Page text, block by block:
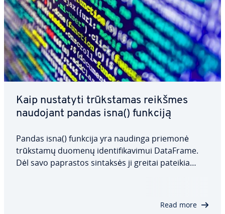
Kaip nustatyti trūks­ta­mas reikšmes
naudojant pandas isna() funkciją
Pandas isna() funkcija yra naudinga priemonė
trūkstamų duomenų iden­ti­fi­ka­vi­mui DataFrame.
Dėl savo paprastos sintaksės ji greitai pateikia
Read more